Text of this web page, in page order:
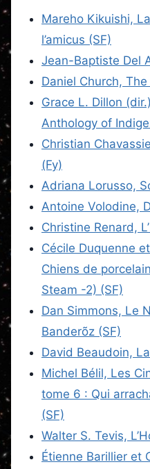
Mareho Kikuishi,
l’amicus (SF)
Jean-Baptiste Del
Daniel Church,
Grace L. Dillon
Anthology of
Christian
(Fy)
Adriana Lorusso,
Antoine Volodine,
Christine Renard,
Cécile Duquenne
Chiens de
Steam -2) (SF)
Dan Simmons, Le
Banderõz (SF)
David Beaudoin,
Michel Bélil, Les
tome 6 : Qui
(SF)
Walter S. Tevis,
Étienne Barillier et